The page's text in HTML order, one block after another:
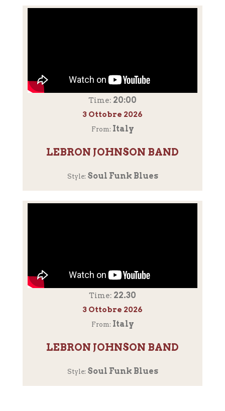
Time: 20:00
3 Ottobre 2026
From: Italy
LEBRON JOHNSON BAND
Style: Soul Funk Blues
Time: 22.30
3 Ottobre 2026
From: Italy
LEBRON JOHNSON BAND
Style: Soul Funk Blues